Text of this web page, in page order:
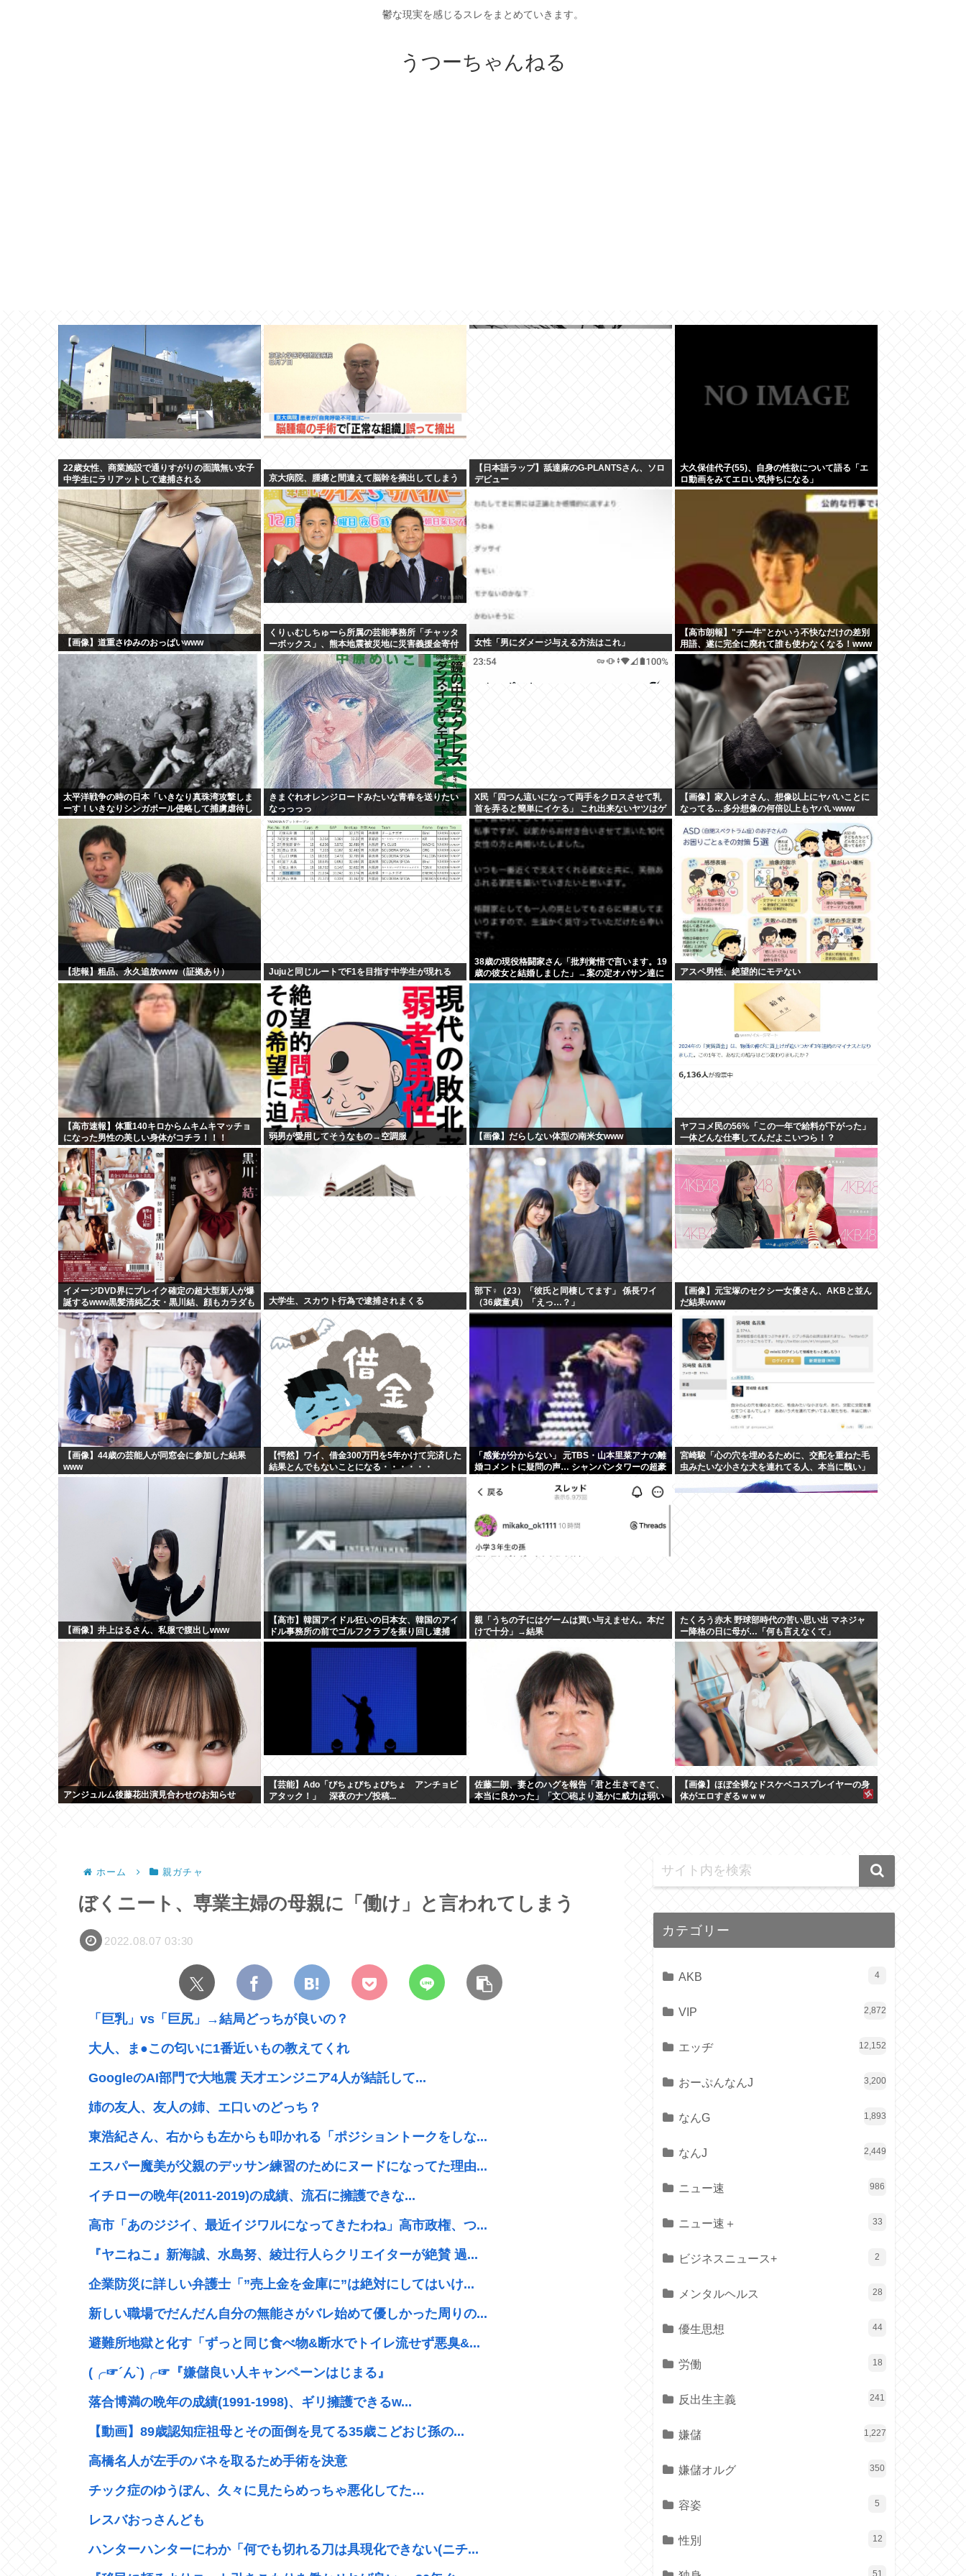
鬱な現実を感じるスレをまとめていきます。
うつーちゃんねる
22歳女性、商業施設で通りすがりの面識無い女子
中学生にラリアットして逮捕される
京大病院、腫瘍と間違えて脳幹を摘出してしまう
【日本語ラップ】舐達麻のG-PLANTSさん、ソロ
デビュー
大久保佳代子(55)、自身の性欲について語る「エ
ロ動画をみてエロい気持ちになる」
【画像】道重さゆみのおっぱいwww
くりぃむしちゅーら所属の芸能事務所「チャッタ
ーボックス」、熊本地震被災地に災害義援金寄付
を発表
女性「男にダメージ与える方法はこれ」
【高市朗報】"チー牛"とかいう不快なだけの差別
用語、遂に完全に廃れて誰も使わなくなる！www
太平洋戦争の時の日本「いきなり真珠湾攻撃しま
ーす！いきなりシンガポール侵略して捕虜虐待し
まーす！」
きまぐれオレンジロードみたいな青春を送りたい
なっっっっ
X民「四つん這いになって両手をクロスさせて乳
首を弄ると簡単にイケる」 これ出来ないヤツはゲ
イ
【画像】家入レオさん、想像以上にヤバいことに
なってる…多分想像の何倍以上もヤバいwww
【悲報】粗品、永久追放www（証拠あり） Jujuと同じルートでF1を目指す中学生が現れる
38歳の現役格闘家さん「批判覚悟で言います。19
歳の彼女と結婚しました」→案の定オバサン達に
見つかり炎上
アスペ男性、絶望的にモテない
【高市速報】体重140キロからムキムキマッチョ
になった男性の美しい身体がコチラ！！！
弱男が愛用してそうなもの→空調服 【画像】だらしない体型の南米女www
ヤフコメ民の56%「この一年で給料が下がった」
一体どんな仕事してんだよこいつら！？
イメージDVD界にブレイク確定の超大型新人が爆
誕するwww黒髪清純乙女・黒川結、顔もカラダも
演技もIVファンから絶賛の嵐！！処女作「初結」
の動画＆画像まとめ！！
大学生、スカウト行為で逮捕されまくる
部下♀（23）「彼氏と同棲してます」 係長ワイ
（36歳童貞）「えっ…？」
【画像】元宝塚のセクシー女優さん、AKBと並ん
だ結果www
【画像】44歳の芸能人が同窓会に参加した結果
www
【愕然】ワイ、借金300万円を5年かけて完済した
結果とんでもないことになる・・・・・・
「感覚が分からない」 元TBS・山本里菜アナの離
婚コメントに疑問の声… シャンパンタワーの超豪
宮崎駿「心の穴を埋めるために、交配を重ねた毛
虫みたいな小さな犬を連れてる人、本当に醜い」
【画像】井上はるさん、私服で腹出しwww
【高市】韓国アイドル狂いの日本女、韓国のアイ
ドル事務所の前でゴルフクラブを振り回し逮捕
親「うちの子にはゲームは買い与えません。本だ
けで十分」→結果
たくろう赤木 野球部時代の苦い思い出 マネジャ
ー降格の日に母が…「何も言えなくて」
アンジュルム後藤花出演見合わせのお知らせ
【芸能】Ado「びちょびちょびちょ アンチョビ
アタック！」 深夜のナゾ投稿...
佐藤二朗、妻とのハグを報告「君と生きてきて、
本当に良かった」「文〇砲より遥かに威力は弱い
【画像】ほぼ全裸なドスケベコスプレイヤーの身
体がエロすぎるｗｗｗ
ホーム 親ガチャ
ぼくニート、専業主婦の母親に「働け」と言われてしまう
2022.08.07 03:30
「巨乳」vs「巨尻」→結局どっちが良いの？
大人、ま●この匂いに1番近いもの教えてくれ
GoogleのAI部門で大地震 天才エンジニア4人が結託して...
姉の友人、友人の姉、エ口いのどっち？
東浩紀さん、右からも左からも叩かれる「ポジショントークをしな...
エスパー魔美が父親のデッサン練習のためにヌードになってた理由...
イチローの晩年(2011-2019)の成績、流石に擁護できな...
高市「あのジジイ、最近イジワルになってきたわね」高市政権、つ...
『ヤニねこ』新海誠、水島努、綾辻行人らクリエイターが絶賛 過...
企業防災に詳しい弁護士「”売上金を金庫に”は絶対にしてはいけ...
新しい職場でだんだん自分の無能さがバレ始めて優しかった周りの...
避難所地獄と化す「ずっと同じ食べ物&断水でトイレ流せず悪臭&...
(╭☞´ん`)╭☞『嫌儲良い人キャンペーンはじまる』
落合博満の晩年の成績(1991-1998)、ギリ擁護できるw...
【動画】89歳認知症祖母とその面倒を見てる35歳こどおじ孫の...
高橋名人が左手のバネを取るため手術を決意
チック症のゆうぽん、久々に見たらめっちゃ悪化してた…
レスバおっさんども
ハンターハンターにわか「何でも切れる刀は具現化できない(ニチ...
カテゴリー
AKB 4
VIP 2,872
エッヂ 12,152
おーぷんなんJ 3,200
なんG 1,893
なんJ 2,449
ニュー速 986
ニュー速＋ 33
ビジネスニュース+ 2
メンタルヘルス 28
優生思想 44
労働 18
反出生主義 241
嫌儲 1,227
嫌儲オルグ 350
容姿 5
性別 12
51